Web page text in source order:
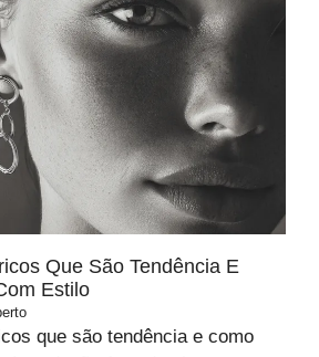
Que São Tendência E
Estilo
que são tendência e como